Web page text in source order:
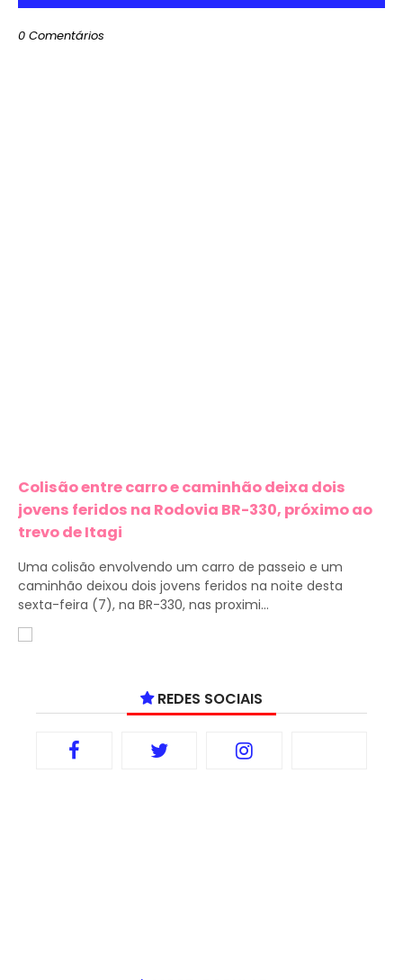
0 Comentários
Colisão entre carro e caminhão deixa dois
jovens feridos na Rodovia BR-330, próximo ao
trevo de Itagi
Uma colisão envolvendo um carro de passeio e um
caminhão deixou dois jovens feridos na noite desta
sexta-feira (7), na BR-330, nas proximi...
REDES SOCIAIS